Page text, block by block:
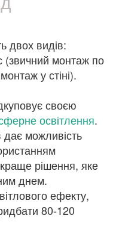
двох видів:
(звичний монтаж по
у стіні).
своєю
освітлення.
можливість
рішення, яке
днем.
ефекту,
80-120